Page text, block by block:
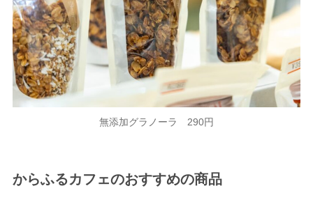
無添加グラノーラ 290円
からふるカフェのおすすめの商品